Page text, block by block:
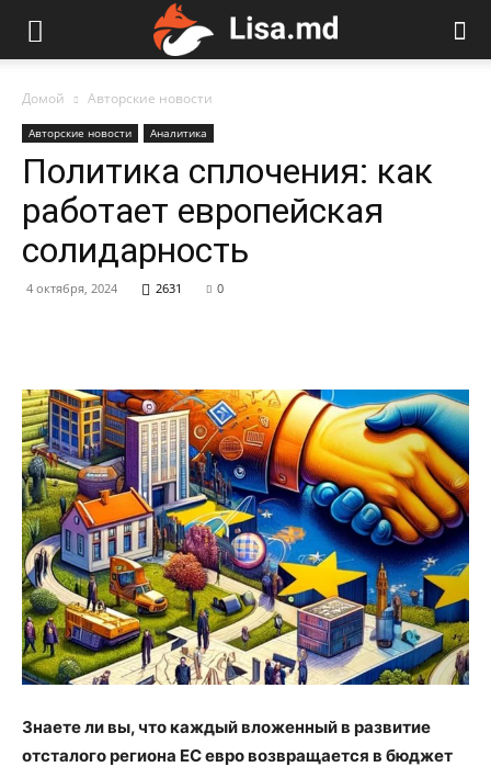
Домой Авторские новости
Авторские новости Аналитика
Политика сплочения: как
работает европейская
солидарность
4 октября, 2024 2631 0
Знаете ли вы, что каждый вложенный в развитие
отсталого региона ЕС евро возвращается в бюджет